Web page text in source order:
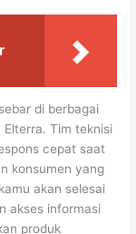
di berbagai
Tim teknisi
cepat saat
konsumen yang
akan selesai
akses informasi
produk